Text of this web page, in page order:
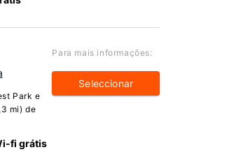
Park e
mi) de
fi grátis
Para mais informações:
Seleccionar